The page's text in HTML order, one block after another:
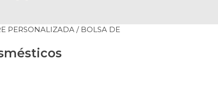
PERSONALIZADA / BOLSA DE